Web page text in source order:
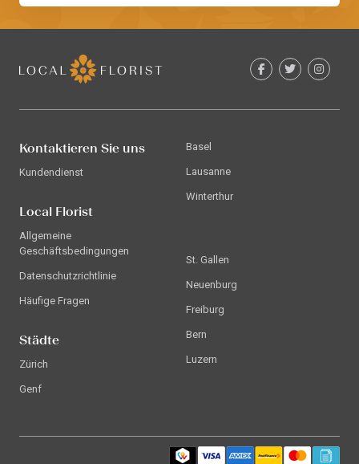
Kontaktieren Sie uns
Kundendienst
Local Florist
Allgemeine
Geschäftsbedingungen
Datenschutzrichtlinie
Häufige Fragen
Städte
Zürich
Genf
Basel
Lausanne
Winterthur
St. Gallen
Neuenburg
Freiburg
Bern
Luzern